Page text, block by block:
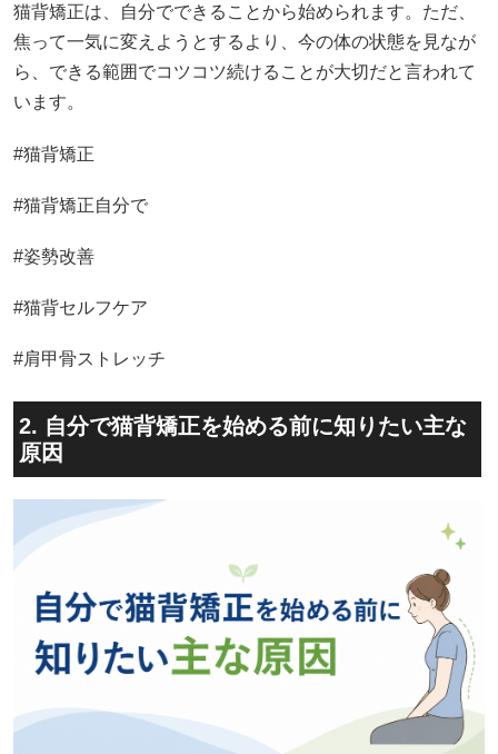
猫背矯正は、自分でできることから始められます。ただ、
焦って一気に変えようとするより、今の体の状態を見なが
ら、できる範囲でコツコツ続けることが大切だと言われて
います。
#猫背矯正
#猫背矯正自分で
#姿勢改善
#猫背セルフケア
#肩甲骨ストレッチ
2. 自分で猫背矯正を始める前に知りたい主な
原因